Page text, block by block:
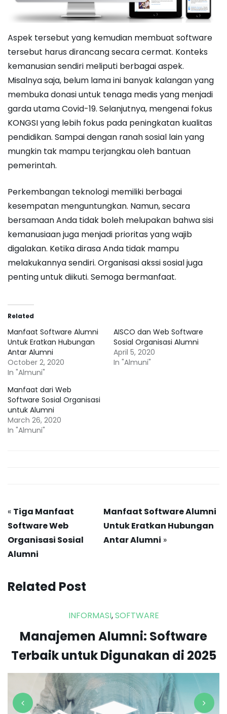
Aspek tersebut yang kemudian membuat software
tersebut harus dirancang secara cermat. Konteks
kemanusian sendiri meliputi berbagai aspek.
Misalnya saja, belum lama ini banyak kalangan yang
membuka donasi untuk tenaga medis yang menjadi
garda utama Covid-19. Selanjutnya, mengenai fokus
KONGSI yang lebih fokus pada peningkatan kualitas
pendidikan. Sampai dengan ranah sosial lain yang
mungkin tak mampu terjangkau oleh bantuan
pemerintah.
Perkembangan teknologi memiliki berbagai
kesempatan menguntungkan. Namun, secara
bersamaan Anda tidak boleh melupakan bahwa sisi
kemanusiaan juga menjadi prioritas yang wajib
digalakan. Ketika dirasa Anda tidak mampu
melakukannya sendiri. Organisasi akssi sosial juga
penting untuk diikuti. Semoga bermanfaat.
Related
Manfaat Software Alumni
Untuk Eratkan Hubungan
Antar Alumni
October 2, 2020
In "Almuni"
AISCO dan Web Software
Sosial Organisasi Alumni
April 5, 2020
In "Almuni"
Manfaat dari Web
Software Sosial Organisasi
untuk Alumni
March 26, 2020
In "Almuni"
« Tiga Manfaat
Software Web
Organisasi Sosial
Alumni
Manfaat Software Alumni
Untuk Eratkan Hubungan
Antar Alumni »
Related Post
INFORMASI,SOFTWARE
Manajemen Alumni: Software
Terbaik untuk Digunakan di 2025